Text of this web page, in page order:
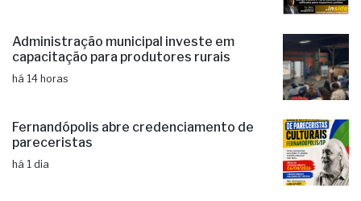
Administração municipal investe em
capacitação para produtores rurais
há 14 horas
Fernandópolis abre credenciamento de
pareceristas
há 1 dia